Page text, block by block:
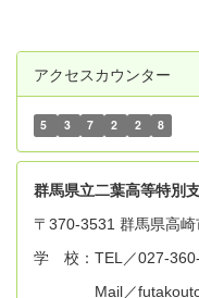
アクセスカウンター
5 3 7 2 2 8
群馬県立二葉高等特別
〒370-3531 群馬県高崎
学 校：TEL／027-
Mail／